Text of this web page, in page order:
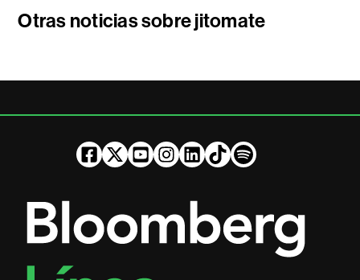
Otras noticias sobre jitomate